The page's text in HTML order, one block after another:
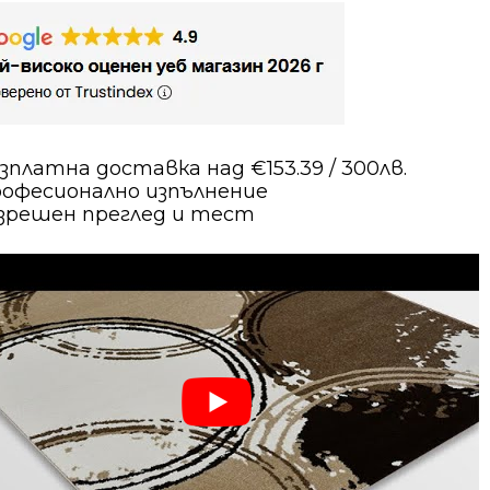
доставка над €153.39 / 300лв.
изпълнение
преглед и тест